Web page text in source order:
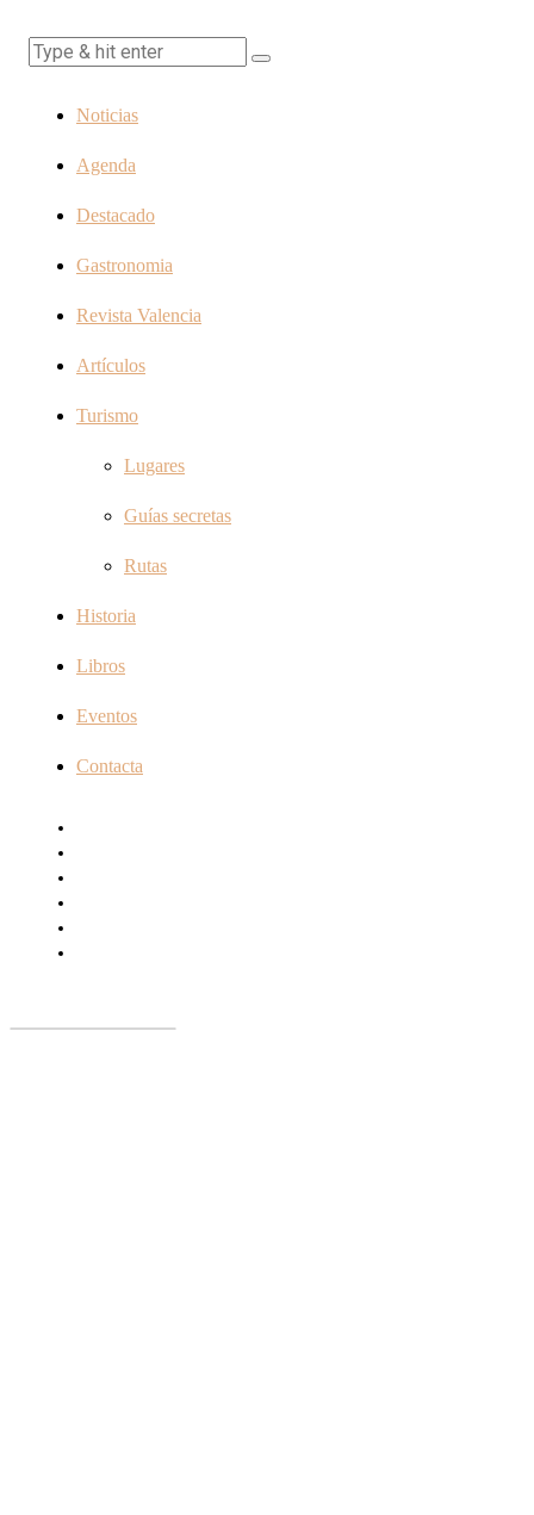
Noticias
Agenda
Destacado
Gastronomia
Revista Valencia
Artículos
Turismo
Lugares
Guías secretas
Rutas
Historia
Libros
Eventos
Contacta